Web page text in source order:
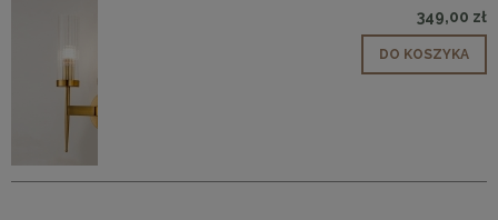
349,00 zł
DO KOSZYKA